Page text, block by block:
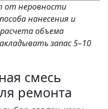
от неровности
нанесения и
объема
запас 5–10
смесь
ремонта